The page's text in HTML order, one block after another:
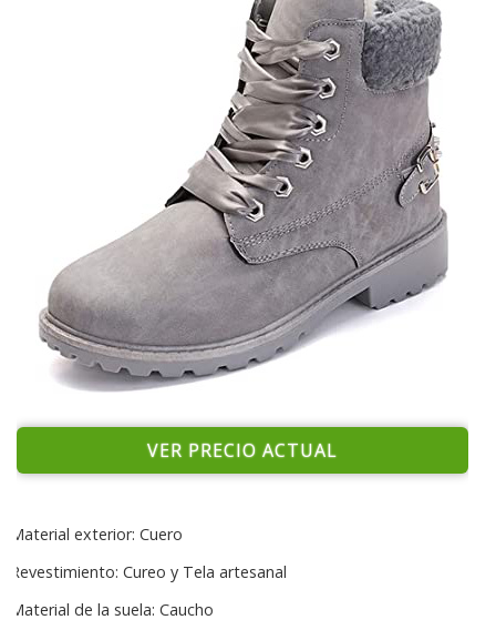
VER PRECIO ACTUAL
Material exterior: Cuero
Revestimiento: Cureo y Tela artesanal
Material de la suela: Caucho